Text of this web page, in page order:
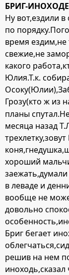
БРИГ-
Ну вот,ездили
по
время ездим,не
свежие,не
какого
Юлия.Т.к.
Грозу(кто ж из
планы
месяца назад
хороший
в леваде и
вообще не
довольно
Бриг бегает
решив на нем